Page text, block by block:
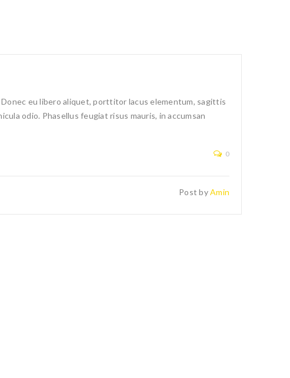
eu libero aliquet, porttitor lacus elementum, sagittis
odio. Phasellus feugiat risus mauris, in accumsan
0
Post byAmin